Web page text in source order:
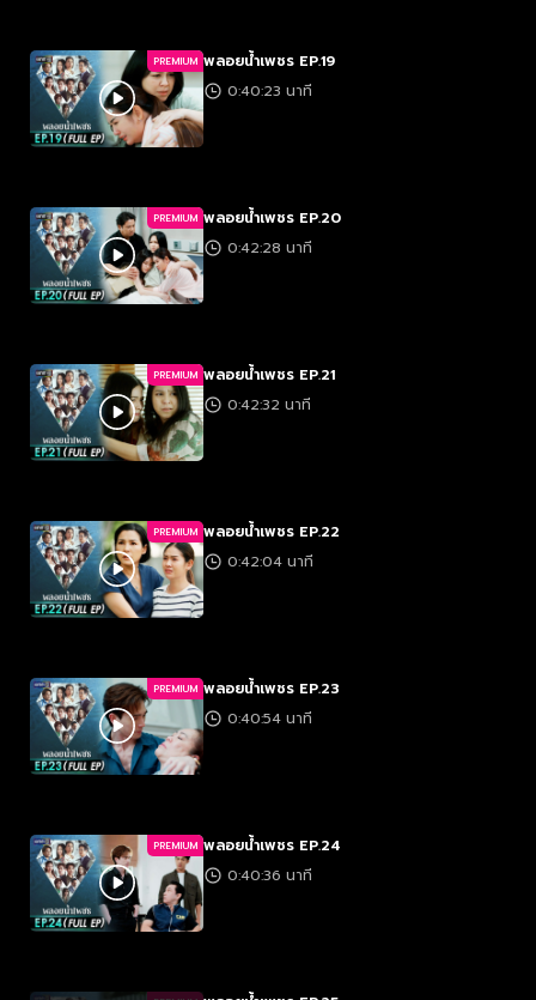
PREMIUM พลอยน้ำเพชร EP.19
0:40:23 นาที
PREMIUM พลอยน้ำเพชร EP.20
0:42:28 นาที
PREMIUM พลอยน้ำเพชร EP.21
0:42:32 นาที
PREMIUM พลอยน้ำเพชร EP.22
0:42:04 นาที
PREMIUM พลอยน้ำเพชร EP.23
0:40:54 นาที
PREMIUM พลอยน้ำเพชร EP.24
0:40:36 นาที